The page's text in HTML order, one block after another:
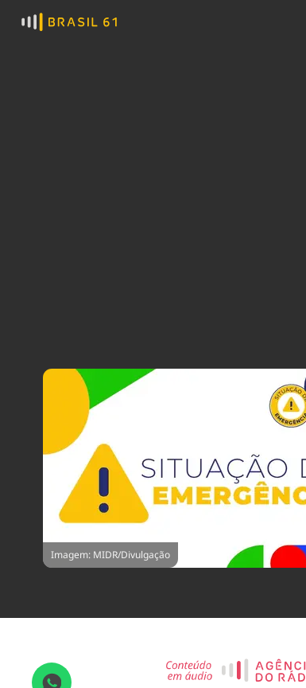
Imagem: MIDR/Divulgação